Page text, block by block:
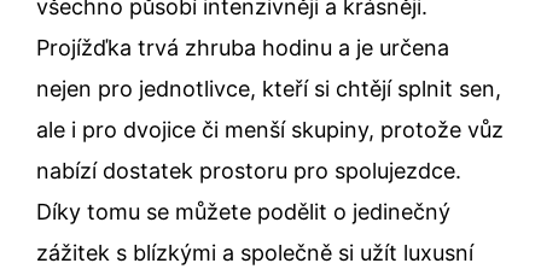
všechno působí intenzivněji a krásněji.
Projížďka trvá zhruba hodinu a je určena
nejen pro jednotlivce, kteří si chtějí splnit sen,
ale i pro dvojice či menší skupiny, protože vůz
nabízí dostatek prostoru pro spolujezdce.
Díky tomu se můžete podělit o jedinečný
zážitek s blízkými a společně si užít luxusní